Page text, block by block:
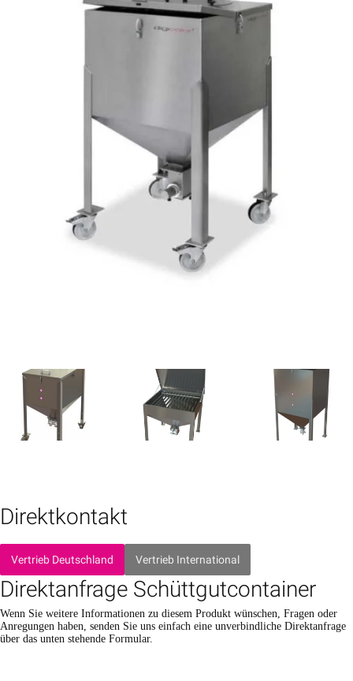
Direktkontakt
Vertrieb Deutschland Vertrieb International
Direktanfrage Schüttgutcontainer
Wenn Sie weitere Informationen zu diesem Produkt wünschen, Fragen oder
Anregungen haben, senden Sie uns einfach eine unverbindliche Direktanfrage
über das unten stehende Formular.